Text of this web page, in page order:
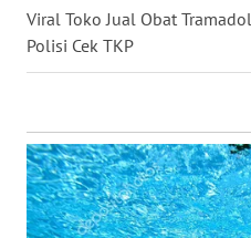
Viral Toko Jual Obat
Polisi Cek TKP
WN
MALUKU
WN